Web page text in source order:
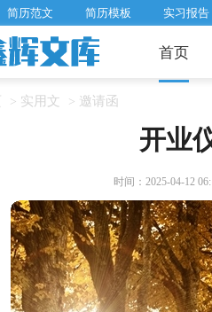
简历范文 简历模板 实习报告
首页
> 实用文 > 邀请函
开业
时间：2025-04-12